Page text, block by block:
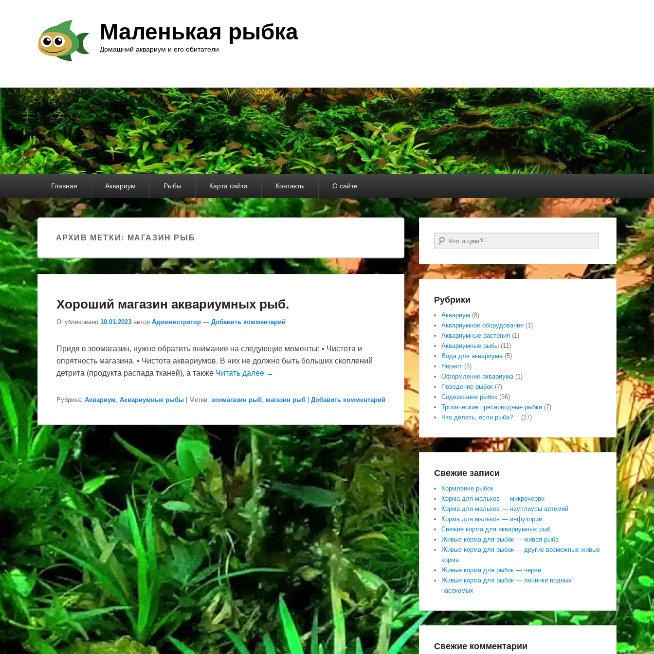
Маленькая рыбка
Домашний аквариум и его обитатели
Главная Аквариум Рыбы Карта сайта Контакты О сайте
АРХИВ МЕТКИ: МАГАЗИН РЫБ
Хороший магазин аквариумных рыб.
Опубликовано 10.01.2023 автор Администратор — Добавить комментарий
Придя в зоомагазин, нужно обратить внимание на следующие моменты: • Чистота и
опрятность магазина. • Чистота аквариумов. В них не должно быть больших скоплений
детрита (продукта распада тканей), а также Читать далее →
Рубрика: Аквариум Аквариумные рыбы Метки: зоомагазин рыб магазин рыб Добавить комментарий
Поиск
Рубрики
Аквариум (8)
Аквариумное оборудование (1)
Аквариумные растения (1)
Аквариумные рыбы (11)
Вода для аквариума(5)
Нерест (3)
Оформление аквариума(1)
Поведение рыбок (7)
Содержание рыбок (36)
Тропические пресноводные рыбки (7)
Что делать, если рыба?… (27)
Свежие записи
Кормление рыбок
Корма для мальков — микрочерви
Корма для мальков — науплиусы артемий
Корма для мальков — инфузории
Свежие корма для аквариумных рыб
Живые корма для рыбок — живая рыба
Живые корма для рыбок — другие возможные живые
корма
Живые корма для рыбок — черви
Живые корма для рыбок — личинки водных
насекомых
Свежие комментарии